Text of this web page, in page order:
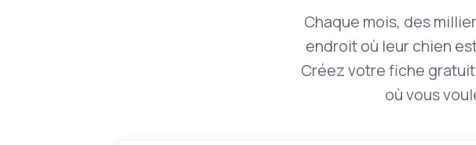
Chaque mois, des
endroit où leur chien
Créez votre fiche
où vous